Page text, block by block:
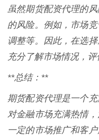
虽然期货配资代理的
的风险。例如，市场
调整等。因此，在选
充分了解市场情况，
**总结：**
期货配资代理是一个
对金融市场充满热情
一定的市场推广和客